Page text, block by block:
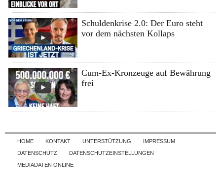
Schuldenkrise 2.0: Der Euro steht
vor dem nächsten Kollaps
Cum-Ex-Kronzeuge auf Bewährung
frei
Skip to content
HOME KONTAKT UNTERSTÜTZUNG
IMPRESSUM
DATENSCHUTZ
DATENSCHUTZEINSTELLUNGEN
MEDIADATEN ONLINE